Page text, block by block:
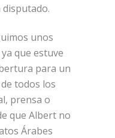
unos
que estuve
para un
todos los
prensa o
que Albert no
Árabes